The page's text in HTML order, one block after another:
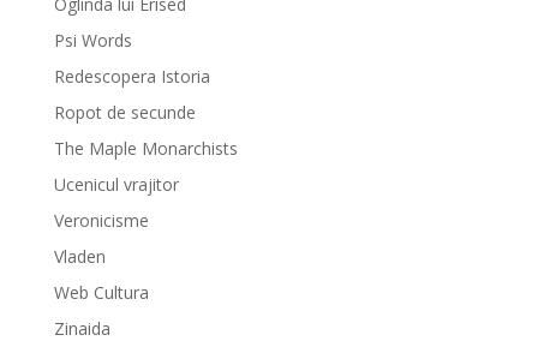
Psi Words
Redescopera Istoria
Ropot de secunde
The Maple Monarchists
Ucenicul vrajitor
Veronicisme
Vladen
Web Cultura
Zinaida